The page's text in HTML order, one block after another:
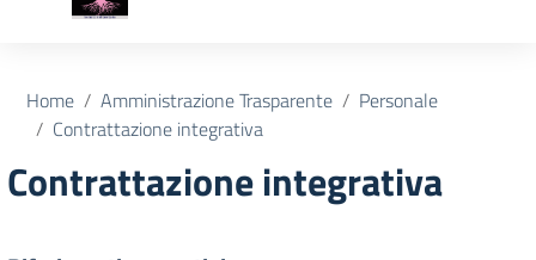
Home Amministrazione Trasparente
Personale
Contrattazione integrativa
Contrattazione integrativa